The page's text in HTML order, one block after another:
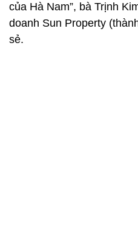
của Hà Nam”, bà Trịnh
doanh Sun Property
sẻ.